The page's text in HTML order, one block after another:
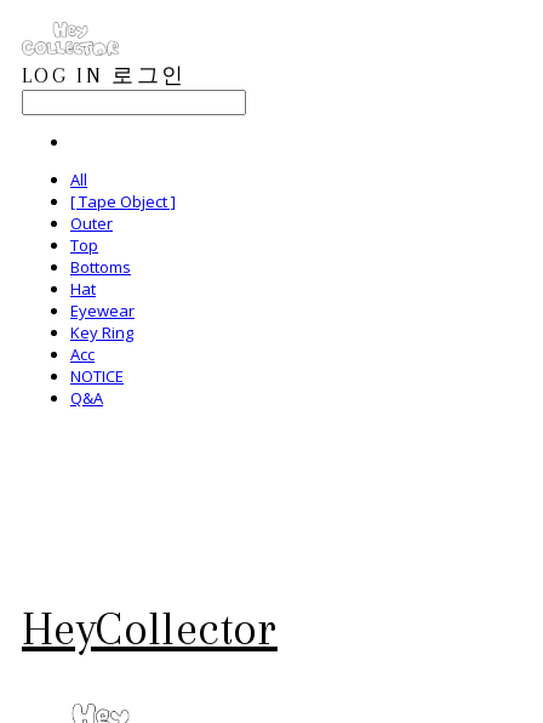
LOG IN 로그인
All
[ Tape Object ]
Outer
Top
Bottoms
Hat
Eyewear
Key Ring
Acc
NOTICE
Q&A
HeyCollector